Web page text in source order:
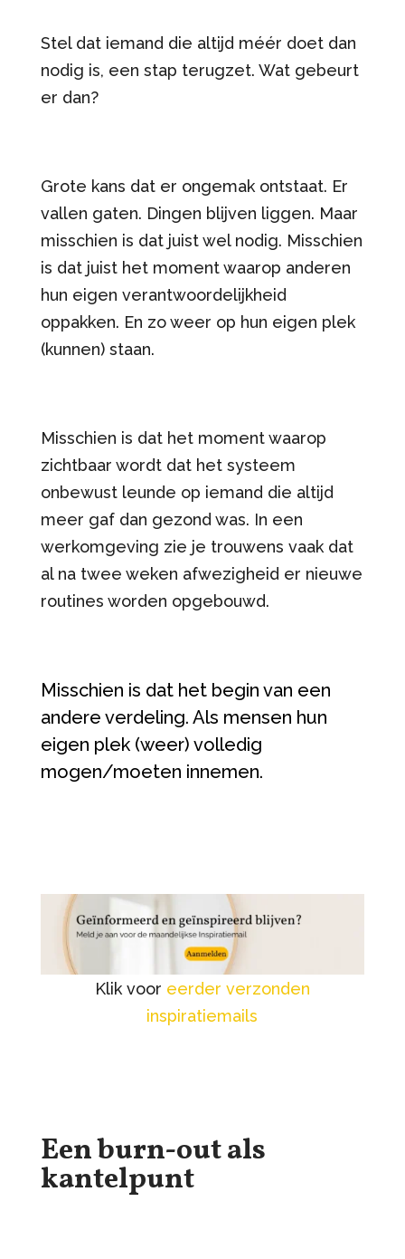
Stel dat iemand die altijd méér doet dan
nodig is, een stap terugzet. Wat gebeurt
er dan?
Grote kans dat er ongemak ontstaat. Er
vallen gaten. Dingen blijven liggen. Maar
misschien is dat juist wel nodig. Misschien
is dat juist het moment waarop anderen
hun eigen verantwoordelijkheid
oppakken. En zo weer op hun eigen plek
(kunnen) staan.
Misschien is dat het moment waarop
zichtbaar wordt dat het systeem
onbewust leunde op iemand die altijd
meer gaf dan gezond was. In een
werkomgeving zie je trouwens vaak dat
al na twee weken afwezigheid er nieuwe
routines worden opgebouwd.
Misschien is dat het begin van een
andere verdeling. Als mensen hun
eigen plek (weer) volledig
mogen/moeten innemen.
Klik voor eerder verzonden
inspiratiemails
Een burn-out als
kantelpunt